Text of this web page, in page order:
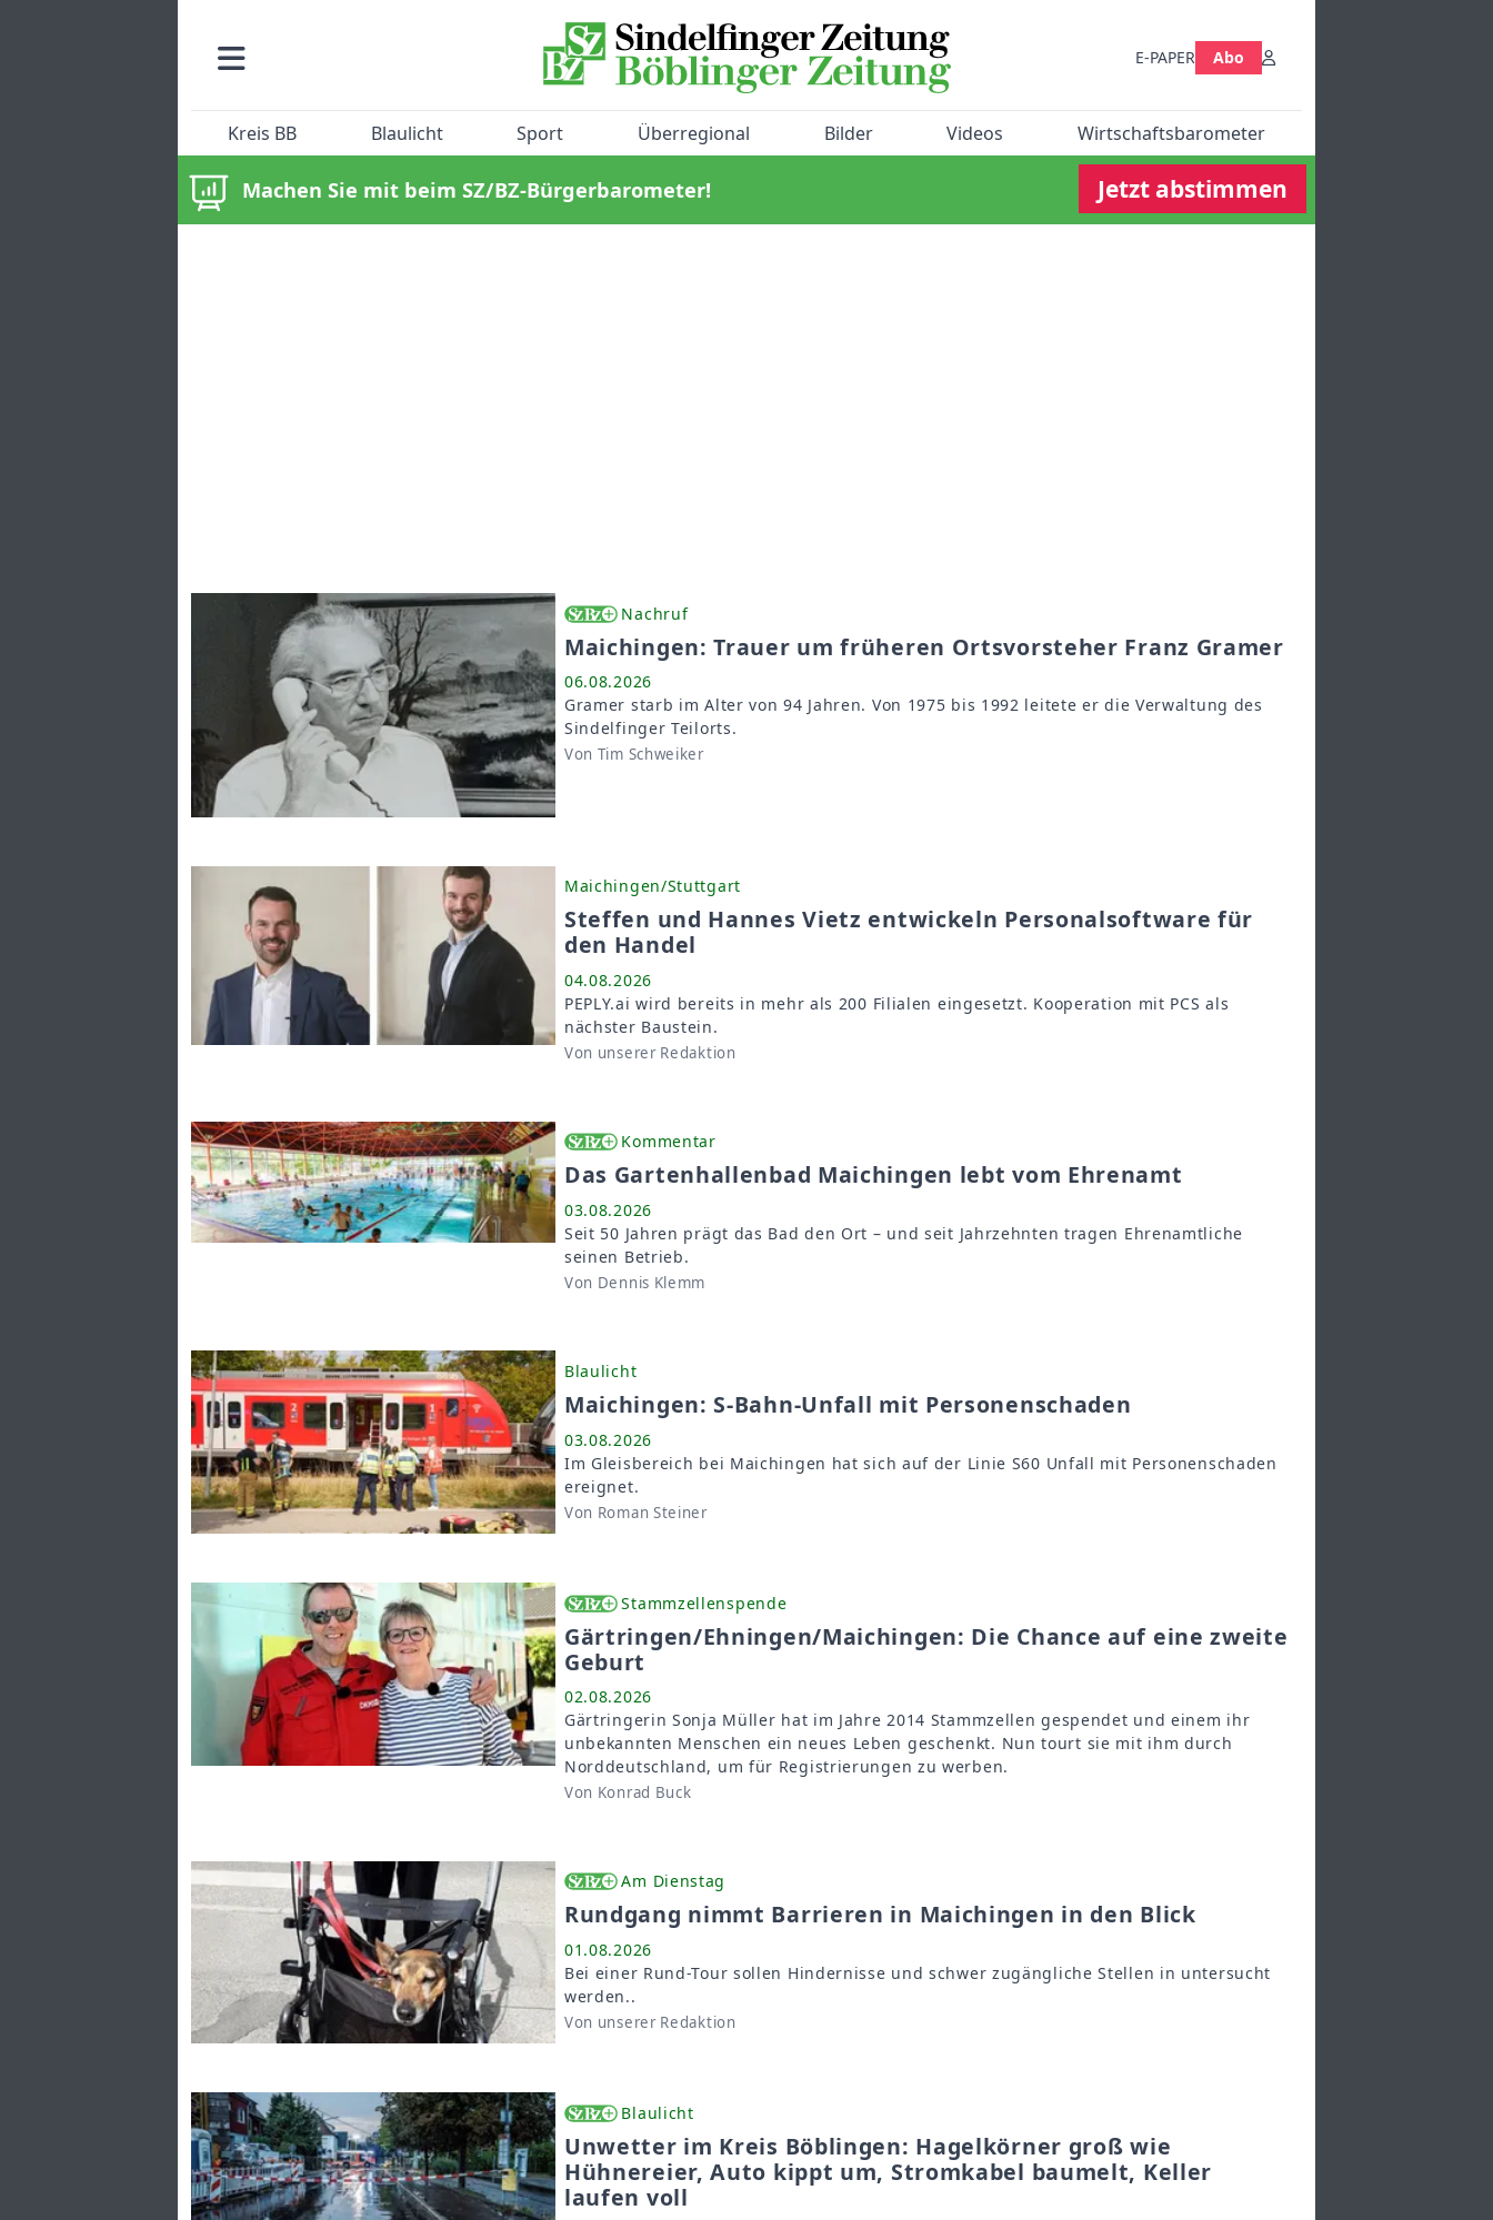
E-PAPER Abo
Kreis BB Blaulicht Sport Überregional Bilder Videos Wirtschaftsbarometer
Machen Sie mit beim SZ/BZ-Bürgerbarometer! Jetzt abstimmen
Nachruf
Maichingen: Trauer um früheren Ortsvorsteher Franz Gramer
06.08.2026
Gramer starb im Alter von 94 Jahren. Von 1975 bis 1992 leitete er die Verwaltung des
Sindelfinger Teilorts.
Von Tim Schweiker
Maichingen/Stuttgart
Steffen und Hannes Vietz entwickeln Personalsoftware für
den Handel
04.08.2026
PEPLY.ai wird bereits in mehr als 200 Filialen eingesetzt. Kooperation mit PCS als
nächster Baustein.
Von unserer Redaktion
Kommentar
Das Gartenhallenbad Maichingen lebt vom Ehrenamt
03.08.2026
Seit 50 Jahren prägt das Bad den Ort – und seit Jahrzehnten tragen Ehrenamtliche
seinen Betrieb.
Von Dennis Klemm
Blaulicht
Maichingen: S-Bahn-Unfall mit Personenschaden
03.08.2026
Im Gleisbereich bei Maichingen hat sich auf der Linie S60 Unfall mit Personenschaden
ereignet.
Von Roman Steiner
Stammzellenspende
Gärtringen/Ehningen/Maichingen: Die Chance auf eine zweite
Geburt
02.08.2026
Gärtringerin Sonja Müller hat im Jahre 2014 Stammzellen gespendet und einem ihr
unbekannten Menschen ein neues Leben geschenkt. Nun tourt sie mit ihm durch
Norddeutschland, um für Registrierungen zu werben.
Von Konrad Buck
Am Dienstag
Rundgang nimmt Barrieren in Maichingen in den Blick
01.08.2026
Bei einer Rund-Tour sollen Hindernisse und schwer zugängliche Stellen in untersucht
werden..
Von unserer Redaktion
Blaulicht
Unwetter im Kreis Böblingen: Hagelkörner groß wie
Hühnereier, Auto kippt um, Stromkabel baumelt, Keller
laufen voll